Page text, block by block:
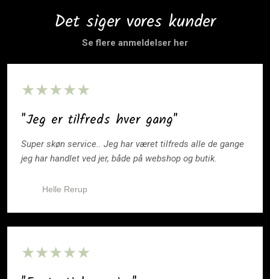
Det siger vores kunder
Se flere anmeldelser her
★★★★★
"Jeg er tilfreds hver gang"
Super skøn service.. Jeg har været tilfreds alle de gange
jeg har handlet ved jer, både på webshop og butik.
Helle Rerup
​★★★★★